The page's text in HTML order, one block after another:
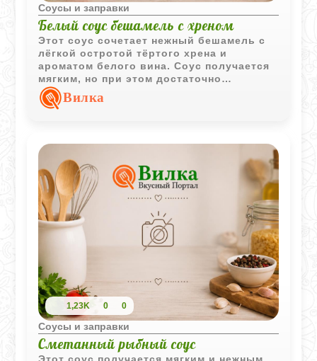
Соусы и заправки
Белый соус бешамель с хреном
Этот соус сочетает нежный бешамель с
лёгкой остротой тёртого хрена и
ароматом белого вина. Соус получается
мягким, но при этом достаточно
выразительным по вкусу.
Вилка
1,23K 0 0
Соусы и заправки
Сметанный рыбный соус